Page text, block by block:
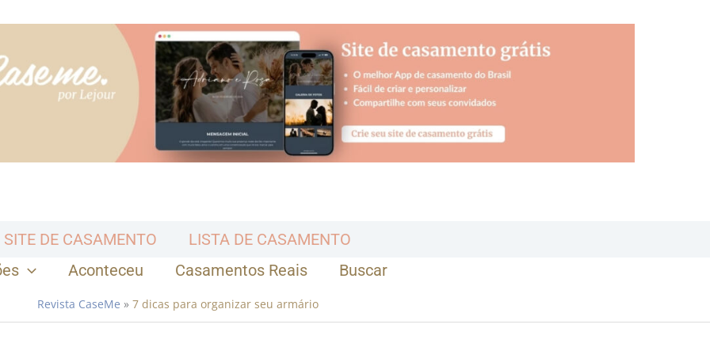
SITE DE CASAMENTO
LISTA DE CASAMENTO
Aconteceu Casamentos Reais Buscar
Revista CaseMe » 7 dicas para organizar seu armário